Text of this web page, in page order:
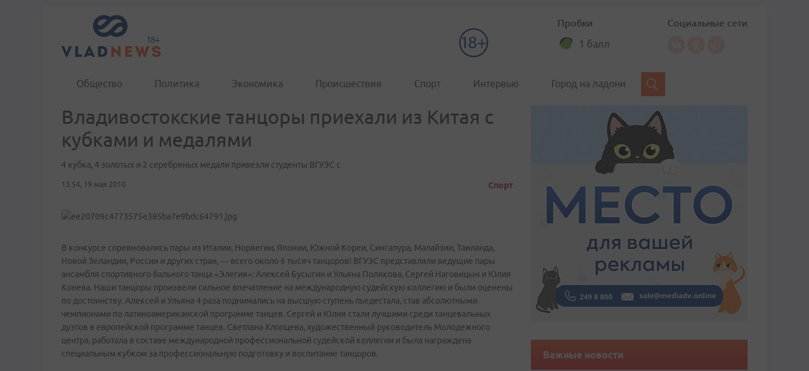
Пробки
1 балл
Социальные сети
Общество Политика Экономика Происшествия Спорт Интервью Город на ладони
Владивостокские танцоры приехали из Китая с
кубками и медалями
4 кубка, 4 золотых и 2 серебряных медали привезли студенты ВГУЭС с
13:54, 19 мая 2010 Спорт
В конкурсе соревновались пары из Италии, Норвегии, Японии, Южной Кореи, Сингапура, Малайзии, Таиланда,
Новой Зеландии, России и других стран, — всего около 6 тысяч танцоров! ВГУЭС представляли ведущие пары
ансамбля спортивного бального танца «Элегия»: Алексей Бусыгин и Ульяна Полякова, Сергей Наговицын и Юлия
Конева. Наши танцоры произвели сильное впечатление на международную судейскую коллегию и были оценены
по достоинству. Алексей и Ульяна 4 раза поднимались на высшую ступень пьедестала, став абсолютными
чемпионами по латиноамериканской программе танцев. Сергей и Юлия стали лучшими среди танцевальных
дуэтов в европейской программе танцев. Светлана Хлопцева, художественный руководитель Молодежного
центра, работала в составе международной профессиональной судейской коллегии и была награждена
специальным кубком за профессиональную подготовку и воспитание танцоров.
Важные новости